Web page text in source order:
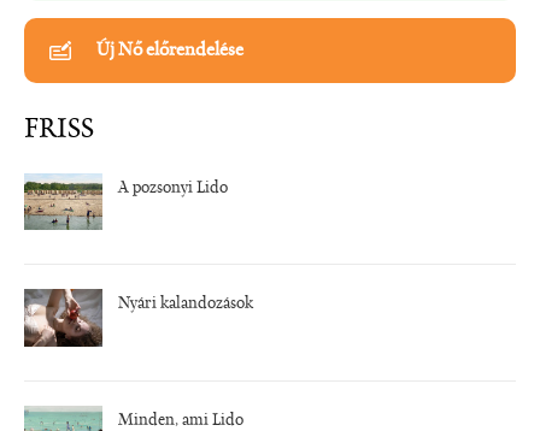
Új Nő előrendelése
FRISS
A pozsonyi Lido
Nyári kalandozások
Minden, ami Lido